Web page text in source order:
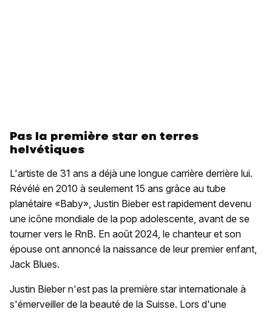
Pas la première star en terres
helvétiques
L'artiste de 31 ans a déjà une longue carrière derrière lui.
Révélé en 2010 à seulement 15 ans grâce au tube
planétaire «Baby», Justin Bieber est rapidement devenu
une icône mondiale de la pop adolescente, avant de se
tourner vers le RnB. En août 2024, le chanteur et son
épouse ont annoncé la naissance de leur premier enfant,
Jack Blues.
Justin Bieber n'est pas la première star internationale à
s'émerveiller de la beauté de la Suisse. Lors d'une